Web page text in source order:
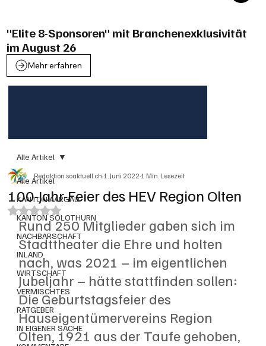
"Elite 8-Sponsoren" mit Branchenexklusivität
im August 26
Mehr erfahren
Alle Artikel
KANTON AARGAU
KANTON SOLOTHURN
NACHBARSCHAFT
INLAND
WIRTSCHAFT
VERMISCHTES
RATGEBER
IN EIGENER SACHE
Alle Artikel
100-Jahr-Feier des HEV Region Olten
Redaktion soaktuell.ch1. Juni 20221 Min. Lesezeit
Mit NaN von 5 Sternen bewertet.
Rund 250 Mitglieder gaben sich im
Stadttheater die Ehre und holten
nach, was 2021 – im eigentlichen
Jubeljahr – hätte stattfinden sollen:
Die Geburtstagsfeier des
Hauseigentümervereins Region
Olten, 1921 aus der Taufe gehoben,